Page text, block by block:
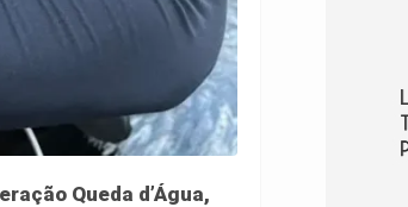
Queda d’Água,